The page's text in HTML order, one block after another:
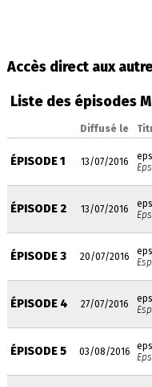
Accès direct aux
Liste des épisodes
Diffusé le
ÉPISODE 1 13/07/2016
ÉPISODE 2 13/07/2016
ÉPISODE 3 20/07/2016
ÉPISODE 4 27/07/2016
ÉPISODE 5 03/08/2016